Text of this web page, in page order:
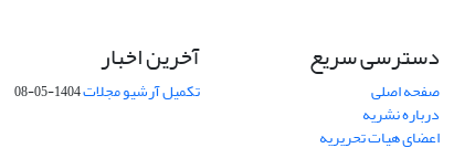
دسترسی سریع
صفحه اصلی
درباره نشریه
اعضای هیات تحریریه
آخرین اخبار
تکمیل آرشیو مجلات1404-05-08